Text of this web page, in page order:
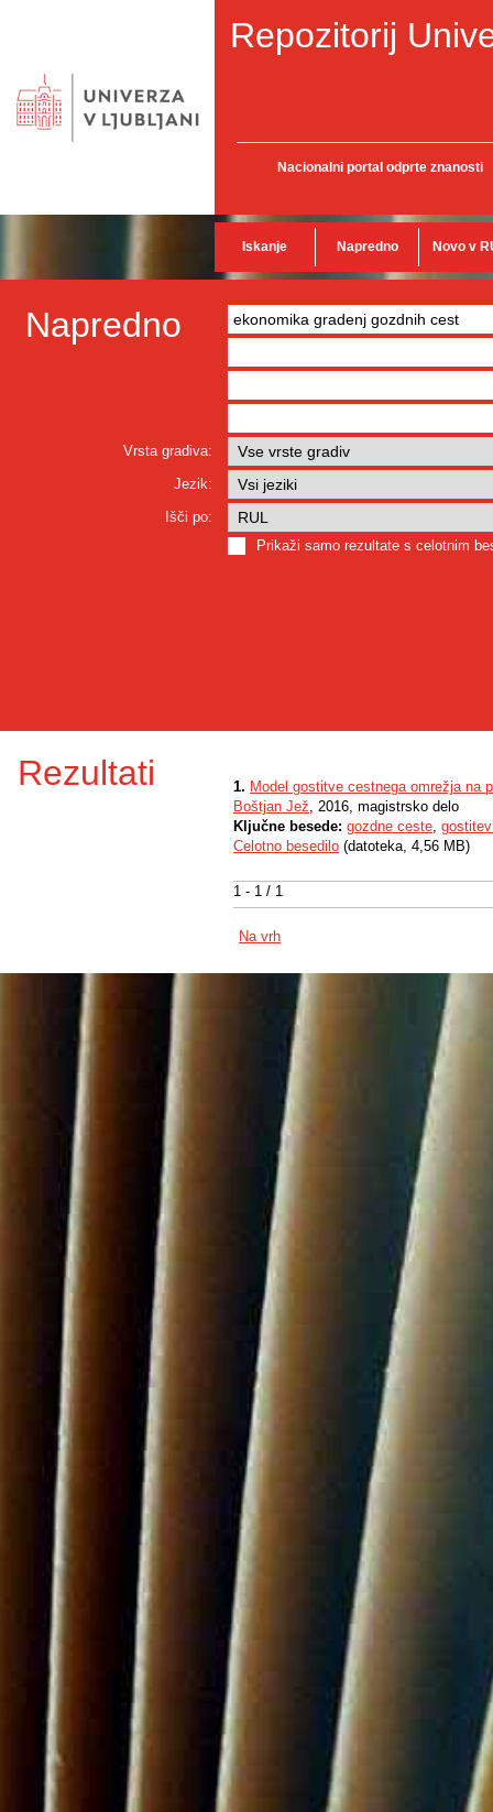
Repozitorij
Nacionalni portal odprte znanosti
Iskanje Napredno Novo v
Napredno
Vrsta gradiva:
Jezik:
Išči po:
Prikaži samo rezultate s celotnim
Rezultati
1 - 1 / 1
1. Model gostitve cestnega omrežja na
Boštjan Jež, 2016, magistrsko delo
Ključne besede: gozdne ceste,
Celotno besedilo (datoteka, 4,56 MB)
Na vrh